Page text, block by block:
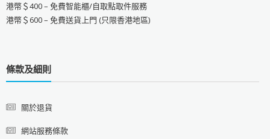
港幣＄400 – 免費智能櫃/自取點取件服務
港幣＄600 – 免費送貨上門 (只限香港地區)
條款及細則
關於退貨
網站服務條款